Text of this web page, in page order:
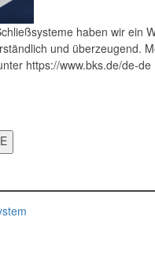
haben wir ein
und überzeugend.
https://www.bks.de/de-de